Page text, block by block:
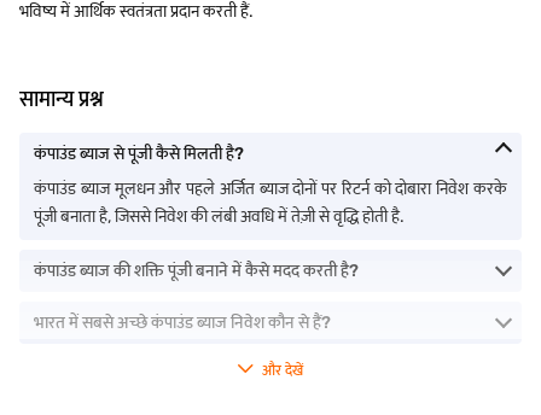
भविष्य में आर्थिक स्वतंत्रता प्रदान करती हैं.
सामान्य प्रश्न
कंपाउंड ब्याज से पूंजी कैसे मिलती है?
कंपाउंड ब्याज मूलधन और पहले अर्जित ब्याज दोनों पर रिटर्न को दोबारा निवेश करके
पूंजी बनाता है, जिससे निवेश की लंबी अवधि में तेज़ी से वृद्धि होती है.
कंपाउंड ब्याज की शक्ति पूंजी बनाने में कैसे मदद करती है?
भारत में सबसे अच्छे कंपाउंड ब्याज निवेश कौन से हैं?
और देखें